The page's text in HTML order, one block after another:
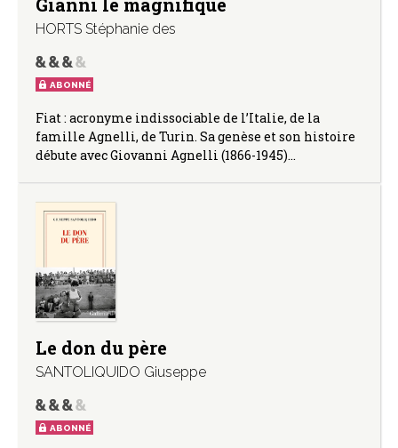
HORTS Stéphanie des
ABONNÉ
Fiat : acronyme indissociable de l’Italie, de la
famille Agnelli, de Turin. Sa genèse et son histoire
débute avec Giovanni Agnelli (1866-1945)…
Le don du père
SANTOLIQUIDO Giuseppe
ABONNÉ